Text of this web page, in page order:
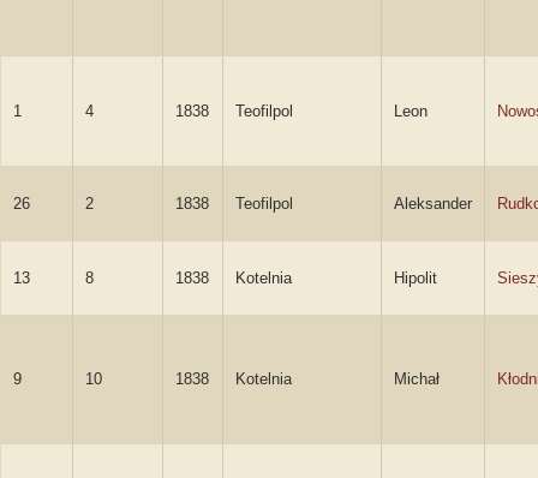
1 4 1838 Teofilpol Leon
26 2 1838 Teofilpol Aleksander
13 8 1838 Kotelnia Hipolit
9 10 1838 Kotelnia Michał